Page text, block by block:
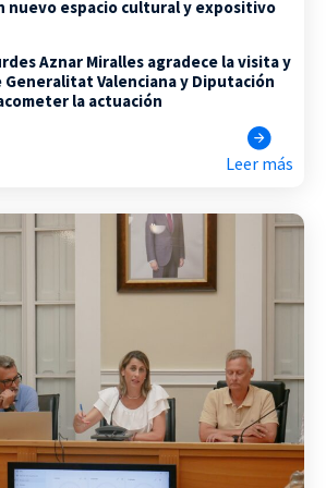
nuevo espacio cultural y expositivo
Aznar Miralles agradece la visita y
Valenciana y Diputación
la actuación
Leer más